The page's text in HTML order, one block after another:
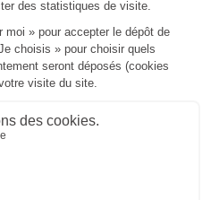
Politique de cookies
du site
ASSOCIÉS
34170 CASTELNAU LE LEZ
à Cannes